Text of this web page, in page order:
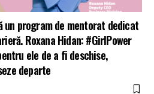
un program de mentorat dedicat
Roxana Hidan: #GirlPower
ele de a fi deschise,
departe